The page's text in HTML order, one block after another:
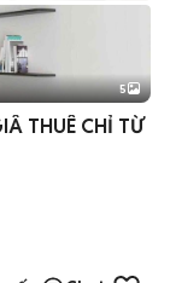
5
THUÊ CHỈ TỪ